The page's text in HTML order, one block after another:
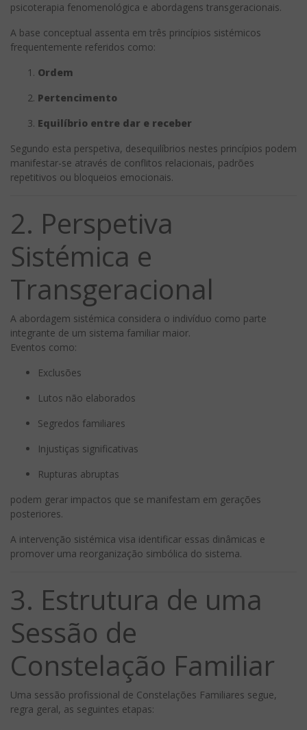
psicoterapia fenomenológica e abordagens transgeracionais.
A base conceptual assenta em três princípios sistémicos
frequentemente referidos como:
Ordem
Pertencimento
Equilíbrio entre dar e receber
Segundo esta perspetiva, desequilíbrios nestes princípios podem
manifestar-se através de conflitos relacionais, padrões
repetitivos ou bloqueios emocionais.
2. Perspetiva
Sistémica e
Transgeracional
A abordagem sistémica considera o indivíduo como parte
integrante de um sistema familiar maior.
Eventos como:
Exclusões
Lutos não elaborados
Segredos familiares
Injustiças significativas
Rupturas abruptas
podem gerar impactos que se manifestam em gerações
posteriores.
A intervenção sistémica visa identificar essas dinâmicas e
promover uma reorganização simbólica do sistema.
3. Estrutura de uma
Sessão de
Constelação Familiar
Uma sessão profissional de Constelações Familiares segue,
regra geral, as seguintes etapas: